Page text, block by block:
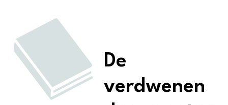
De
verdwenen